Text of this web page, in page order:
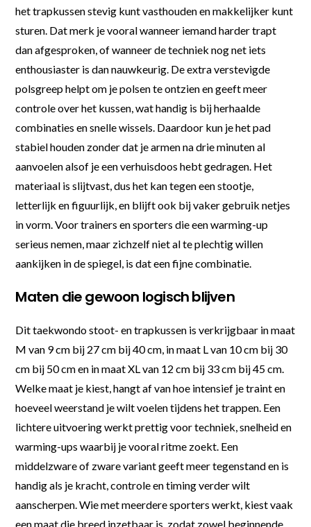
het trapkussen stevig kunt vasthouden en makkelijker kunt
sturen. Dat merk je vooral wanneer iemand harder trapt
dan afgesproken, of wanneer de techniek nog net iets
enthousiaster is dan nauwkeurig. De extra verstevigde
polsgreep helpt om je polsen te ontzien en geeft meer
controle over het kussen, wat handig is bij herhaalde
combinaties en snelle wissels. Daardoor kun je het pad
stabiel houden zonder dat je armen na drie minuten al
aanvoelen alsof je een verhuisdoos hebt gedragen. Het
materiaal is slijtvast, dus het kan tegen een stootje,
letterlijk en figuurlijk, en blijft ook bij vaker gebruik netjes
in vorm. Voor trainers en sporters die een warming-up
serieus nemen, maar zichzelf niet al te plechtig willen
aankijken in de spiegel, is dat een fijne combinatie.
Maten die gewoon logisch blijven
Dit taekwondo stoot- en trapkussen is verkrijgbaar in maat
M van 9 cm bij 27 cm bij 40 cm, in maat L van 10 cm bij 30
cm bij 50 cm en in maat XL van 12 cm bij 33 cm bij 45 cm.
Welke maat je kiest, hangt af van hoe intensief je traint en
hoeveel weerstand je wilt voelen tijdens het trappen. Een
lichtere uitvoering werkt prettig voor techniek, snelheid en
warming-ups waarbij je vooral ritme zoekt. Een
middelzware of zware variant geeft meer tegenstand en is
handig als je kracht, controle en timing verder wilt
aanscherpen. Wie met meerdere sporters werkt, kiest vaak
een maat die breed inzetbaar is, zodat zowel beginnende